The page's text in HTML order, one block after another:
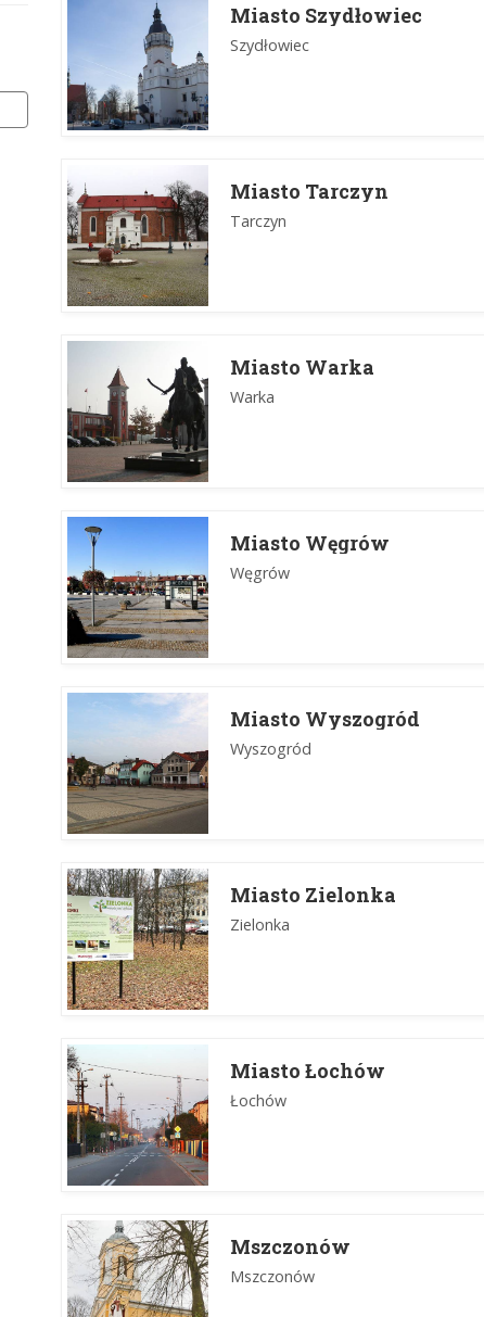
Miasto Szydłowiec
Szydłowiec
Miasto Tarczyn
Tarczyn
Miasto Warka
Warka
Miasto Węgrów
Węgrów
Miasto Wyszogród
Wyszogród
Miasto Zielonka
Zielonka
Miasto Łochów
Łochów
Mszczonów
Mszczonów